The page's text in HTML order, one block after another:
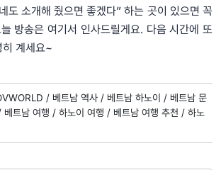
도 소개해 줬으면 좋겠다” 하는 곳이 있으면 꼭
방송은 여기서 인사드릴게요. 다음 시간에 또
히 계세요~
/ 베트남 역사 / 베트남 하노이 / 베트남 문
베트남 여행 / 하노이 여행 / 베트남 여행 추천 / 하노